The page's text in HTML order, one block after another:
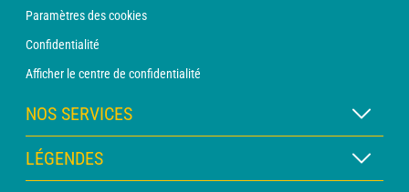
Paramètres des cookies
Confidentialité
Afficher le centre de confidentialité
NOS SERVICES
Abonnement METEO Xpert
Abonnement METEO PRO
LÉGENDES